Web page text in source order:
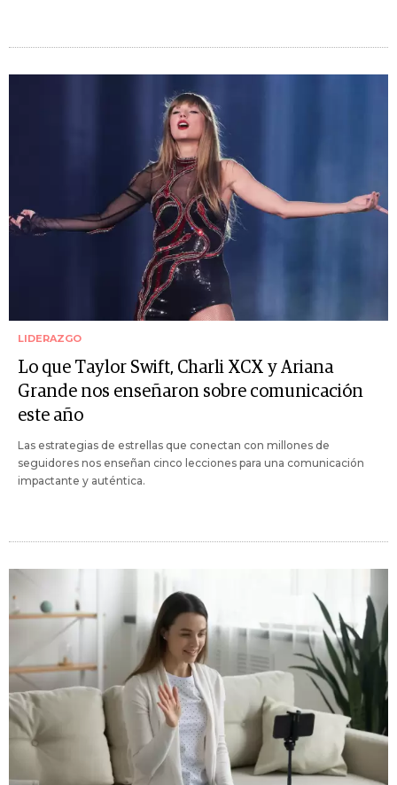
LIDERAZGO
Lo que Taylor Swift, Charli XCX y Ariana
Grande nos enseñaron sobre comunicación
este año
Las estrategias de estrellas que conectan con millones de
seguidores nos enseñan cinco lecciones para una comunicación
impactante y auténtica.